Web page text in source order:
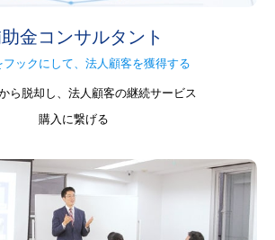
金コンサルタント
フックにして、法人顧客を獲得する
ら脱却し、法人顧客の継続サービス
購入に繋げる